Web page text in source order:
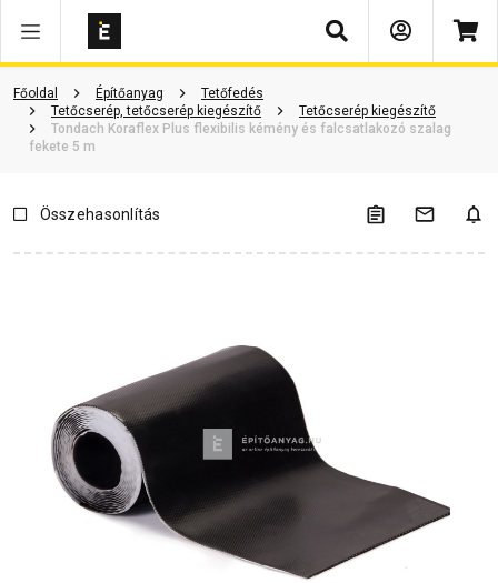
Keresés
Főoldal Építőanyag
Tetőfedés
Tetőcserép, tetőcserép kiegészítő
Tetőcserép kiegészítő
Tondach Koraflex Plus flexibilis kémény és falcsatlakozó szalag
fekete 5 m
Vásárlói vélemények Kérdések és válaszok Kapcsolódó cikkek
Összehasonlítás